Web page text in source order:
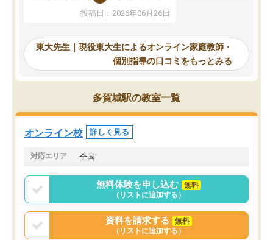
供も家に帰って勉強の話すると嫌な反
応を示します。東大先生にお願いして
れるので、親としても安心です。毎日
使える自習室とかもあり、わからない
ところがあれば先生が回答してくれる
のも重宝しています。
投稿日：2026年06月26日
自習室が毎日使えていつ
るのが心強かったよう
謝です。
東大先生｜現役東大生によるオンライン家庭教師・
個別指導の口コミをもっとみる
多賀城駅の教室一覧
オンライン校 詳しく見る
対応エリア 全国
無料体験を申し込む
無料
（リストに追加する）
資料を請求する
無料
（リストに追加する）